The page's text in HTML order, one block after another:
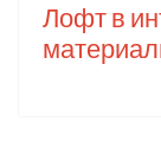
Лофт в